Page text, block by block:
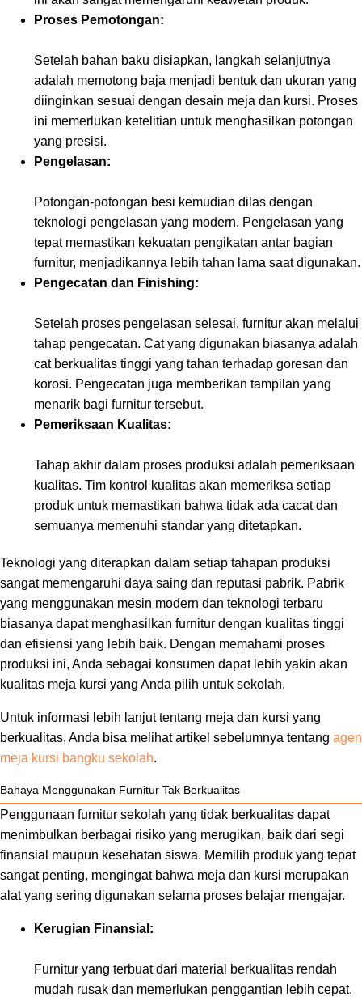
Proses Pemotongan:
Setelah bahan baku disiapkan, langkah selanjutnya
adalah memotong baja menjadi bentuk dan ukuran yang
diinginkan sesuai dengan desain meja dan kursi. Proses
ini memerlukan ketelitian untuk menghasilkan potongan
yang presisi.
Pengelasan:
Potongan-potongan besi kemudian dilas dengan
teknologi pengelasan yang modern. Pengelasan yang
tepat memastikan kekuatan pengikatan antar bagian
furnitur, menjadikannya lebih tahan lama saat digunakan.
Pengecatan dan Finishing:
Setelah proses pengelasan selesai, furnitur akan melalui
tahap pengecatan. Cat yang digunakan biasanya adalah
cat berkualitas tinggi yang tahan terhadap goresan dan
korosi. Pengecatan juga memberikan tampilan yang
menarik bagi furnitur tersebut.
Pemeriksaan Kualitas:
Tahap akhir dalam proses produksi adalah pemeriksaan
kualitas. Tim kontrol kualitas akan memeriksa setiap
produk untuk memastikan bahwa tidak ada cacat dan
semuanya memenuhi standar yang ditetapkan.
Teknologi yang diterapkan dalam setiap tahapan produksi
sangat memengaruhi daya saing dan reputasi pabrik. Pabrik
yang menggunakan mesin modern dan teknologi terbaru
biasanya dapat menghasilkan furnitur dengan kualitas tinggi
dan efisiensi yang lebih baik. Dengan memahami proses
produksi ini, Anda sebagai konsumen dapat lebih yakin akan
kualitas meja kursi yang Anda pilih untuk sekolah.
Untuk informasi lebih lanjut tentang meja dan kursi yang
berkualitas, Anda bisa melihat artikel sebelumnya tentang agen
meja kursi bangku sekolah.
Bahaya Menggunakan Furnitur Tak Berkualitas
Penggunaan furnitur sekolah yang tidak berkualitas dapat
menimbulkan berbagai risiko yang merugikan, baik dari segi
finansial maupun kesehatan siswa. Memilih produk yang tepat
sangat penting, mengingat bahwa meja dan kursi merupakan
alat yang sering digunakan selama proses belajar mengajar.
Kerugian Finansial:
Furnitur yang terbuat dari material berkualitas rendah
mudah rusak dan memerlukan penggantian lebih cepat.